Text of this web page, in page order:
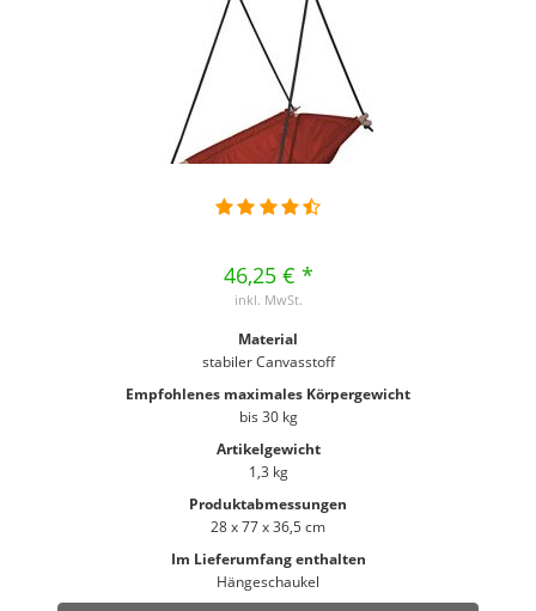
46,25 € *
inkl. MwSt.
Material
stabiler Canvasstoff
Empfohlenes maximales Körpergewicht
bis 30 kg
Artikelgewicht
1,3 kg
Produktabmessungen
28 x 77 x 36,5 cm
Im Lieferumfang enthalten
Hängeschaukel